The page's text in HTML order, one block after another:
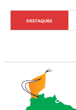
DESTAQUES